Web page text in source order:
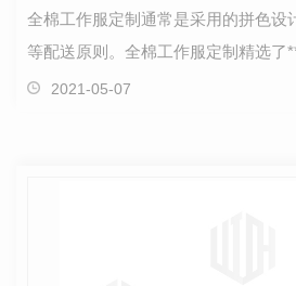
全棉工作服定制通常是采用的拼色设
等配送原则。全棉工作服定制精选了
性，不会束缚员工的活动，舒适度较
2021-05-07